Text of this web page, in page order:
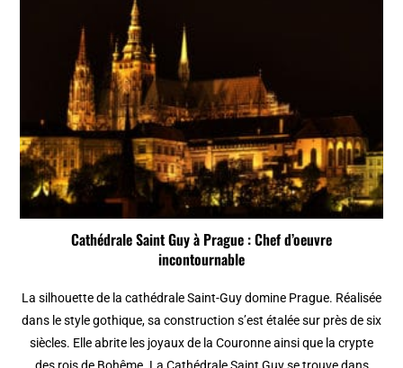
Cathédrale Saint Guy à Prague : Chef d’oeuvre
incontournable
La silhouette de la cathédrale Saint-Guy domine Prague. Réalisée
dans le style gothique, sa construction s’est étalée sur près de six
siècles. Elle abrite les joyaux de la Couronne ainsi que la crypte